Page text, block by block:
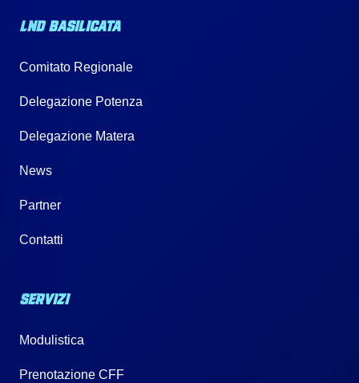
LND BASILICATA
Comitato Regionale
Delegazione Potenza
Delegazione Matera
News
Partner
Contatti
SERVIZI
Modulistica
Prenotazione CFF